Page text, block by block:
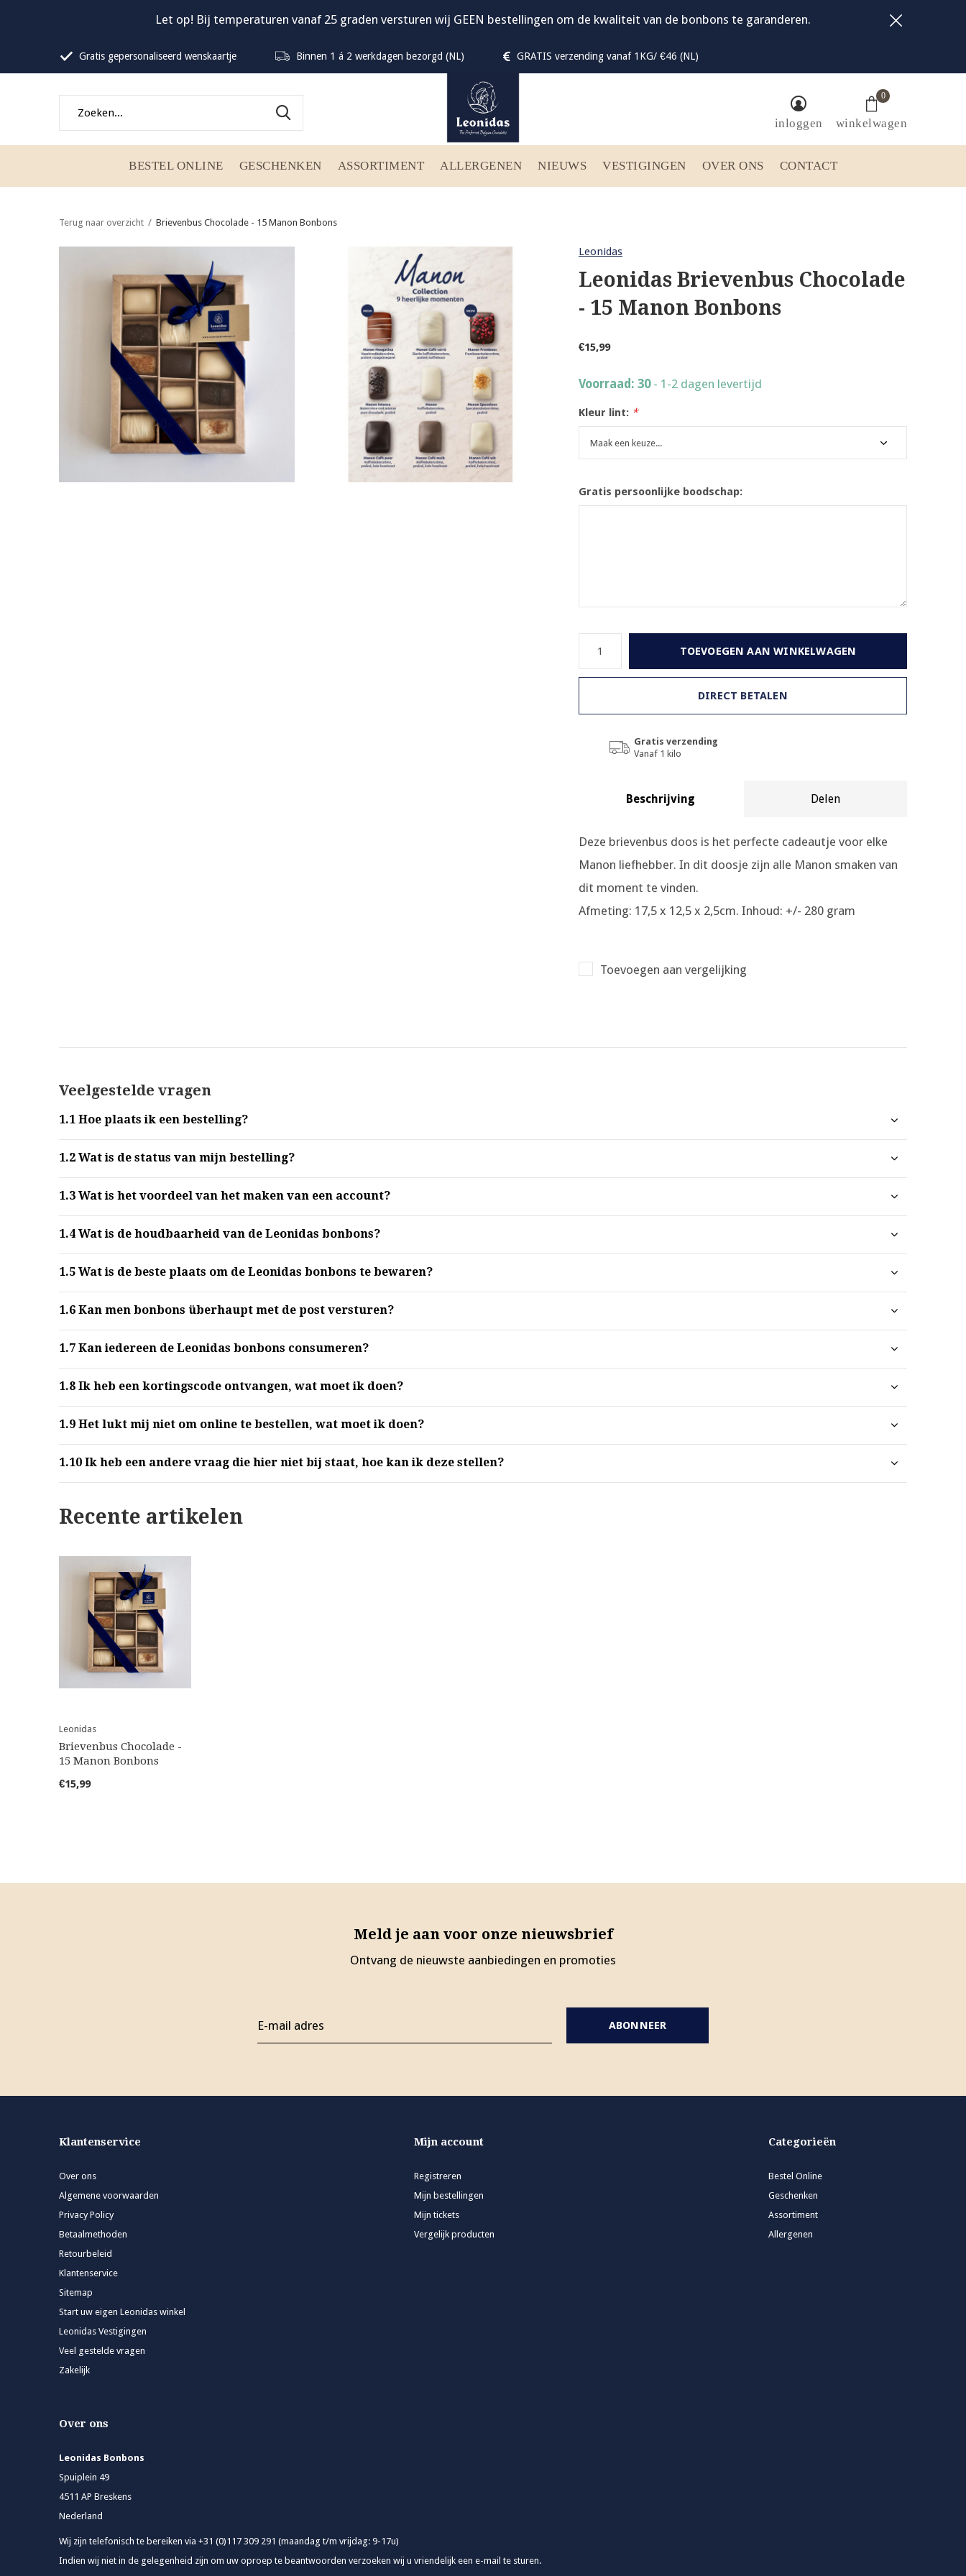
BESTEL ONLINE GESCHENKEN ASSORTIMENT ALLERGENEN NIEUWS VESTIGINGEN OVER ONS CONTACT
inloggen winkelwagen
0
Gratis gepersonaliseerd wenskaartje Binnen 1 á 2 werkdagen bezorgd (NL) GRATIS verzending vanaf 1KG/ €46 (NL)
Let op! Bij temperaturen vanaf 25 graden versturen wij GEEN bestellingen om de kwaliteit van de bonbons te garanderen.
Terug naar overzicht Brievenbus Chocolade - 15 Manon Bonbons
Leonidas
Leonidas Brievenbus Chocolade
- 15 Manon Bonbons
€15,99
Voorraad: 30 - 1-2 dagen levertijd
Kleur lint: *
Gratis persoonlijke boodschap:
TOEVOEGEN AAN WINKELWAGEN
DIRECT BETALEN
Gratis verzending
Vanaf 1 kilo
Beschrijving Delen
Deze brievenbus doos is het perfecte cadeautje voor elke
Manon liefhebber. In dit doosje zijn alle Manon smaken van
dit moment te vinden.
Afmeting: 17,5 x 12,5 x 2,5cm. Inhoud: +/- 280 gram
Toevoegen aan vergelijking
Veelgestelde vragen
1.1 Hoe plaats ik een bestelling?
1.2 Wat is de status van mijn bestelling?
1.3 Wat is het voordeel van het maken van een account?
1.4 Wat is de houdbaarheid van de Leonidas bonbons?
1.5 Wat is de beste plaats om de Leonidas bonbons te bewaren?
1.6 Kan men bonbons überhaupt met de post versturen?
1.7 Kan iedereen de Leonidas bonbons consumeren?
1.8 Ik heb een kortingscode ontvangen, wat moet ik doen?
1.9 Het lukt mij niet om online te bestellen, wat moet ik doen?
1.10 Ik heb een andere vraag die hier niet bij staat, hoe kan ik deze stellen?
Recente artikelen
Leonidas
Brievenbus Chocolade -
15 Manon Bonbons
€15,99
Meld je aan voor onze nieuwsbrief
Ontvang de nieuwste aanbiedingen en promoties
ABONNEER
Klantenservice
Over ons
Algemene voorwaarden
Privacy Policy
Betaalmethoden
Retourbeleid
Klantenservice
Sitemap
Start uw eigen Leonidas winkel
Leonidas Vestigingen
Veel gestelde vragen
Zakelijk
Mijn account
Registreren
Mijn bestellingen
Mijn tickets
Vergelijk producten
Categorieën
Bestel Online
Geschenken
Assortiment
Allergenen
Over ons
Leonidas Bonbons
Spuiplein 49
4511 AP Breskens
Nederland
Wij zijn telefonisch te bereiken via +31 (0)117 309 291 (maandag t/m vrijdag: 9-17u)
Indien wij niet in de gelegenheid zijn om uw oproep te beantwoorden verzoeken wij u vriendelijk een e-mail te sturen.